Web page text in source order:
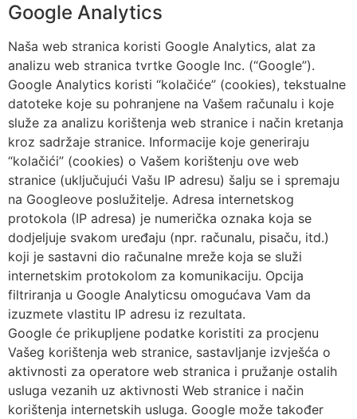
Google Analytics
Naša web stranica koristi Google Analytics, alat za
analizu web stranica tvrtke Google Inc. (“Google”).
Google Analytics koristi “kolačiće” (cookies), tekstualne
datoteke koje su pohranjene na Vašem računalu i koje
služe za analizu korištenja web stranice i način kretanja
kroz sadržaje stranice. Informacije koje generiraju
“kolačići” (cookies) o Vašem korištenju ove web
stranice (uključujući Vašu IP adresu) šalju se i spremaju
na Googleove poslužitelje. Adresa internetskog
protokola (IP adresa) je numerička oznaka koja se
dodjeljuje svakom uređaju (npr. računalu, pisaču, itd.)
koji je sastavni dio računalne mreže koja se služi
internetskim protokolom za komunikaciju. Opcija
filtriranja u Google Analyticsu omogućava Vam da
izuzmete vlastitu IP adresu iz rezultata.
Google će prikupljene podatke koristiti za procjenu
Vašeg korištenja web stranice, sastavljanje izvješća o
aktivnosti za operatore web stranica i pružanje ostalih
usluga vezanih uz aktivnosti Web stranice i način
korištenja internetskih usluga. Google može također